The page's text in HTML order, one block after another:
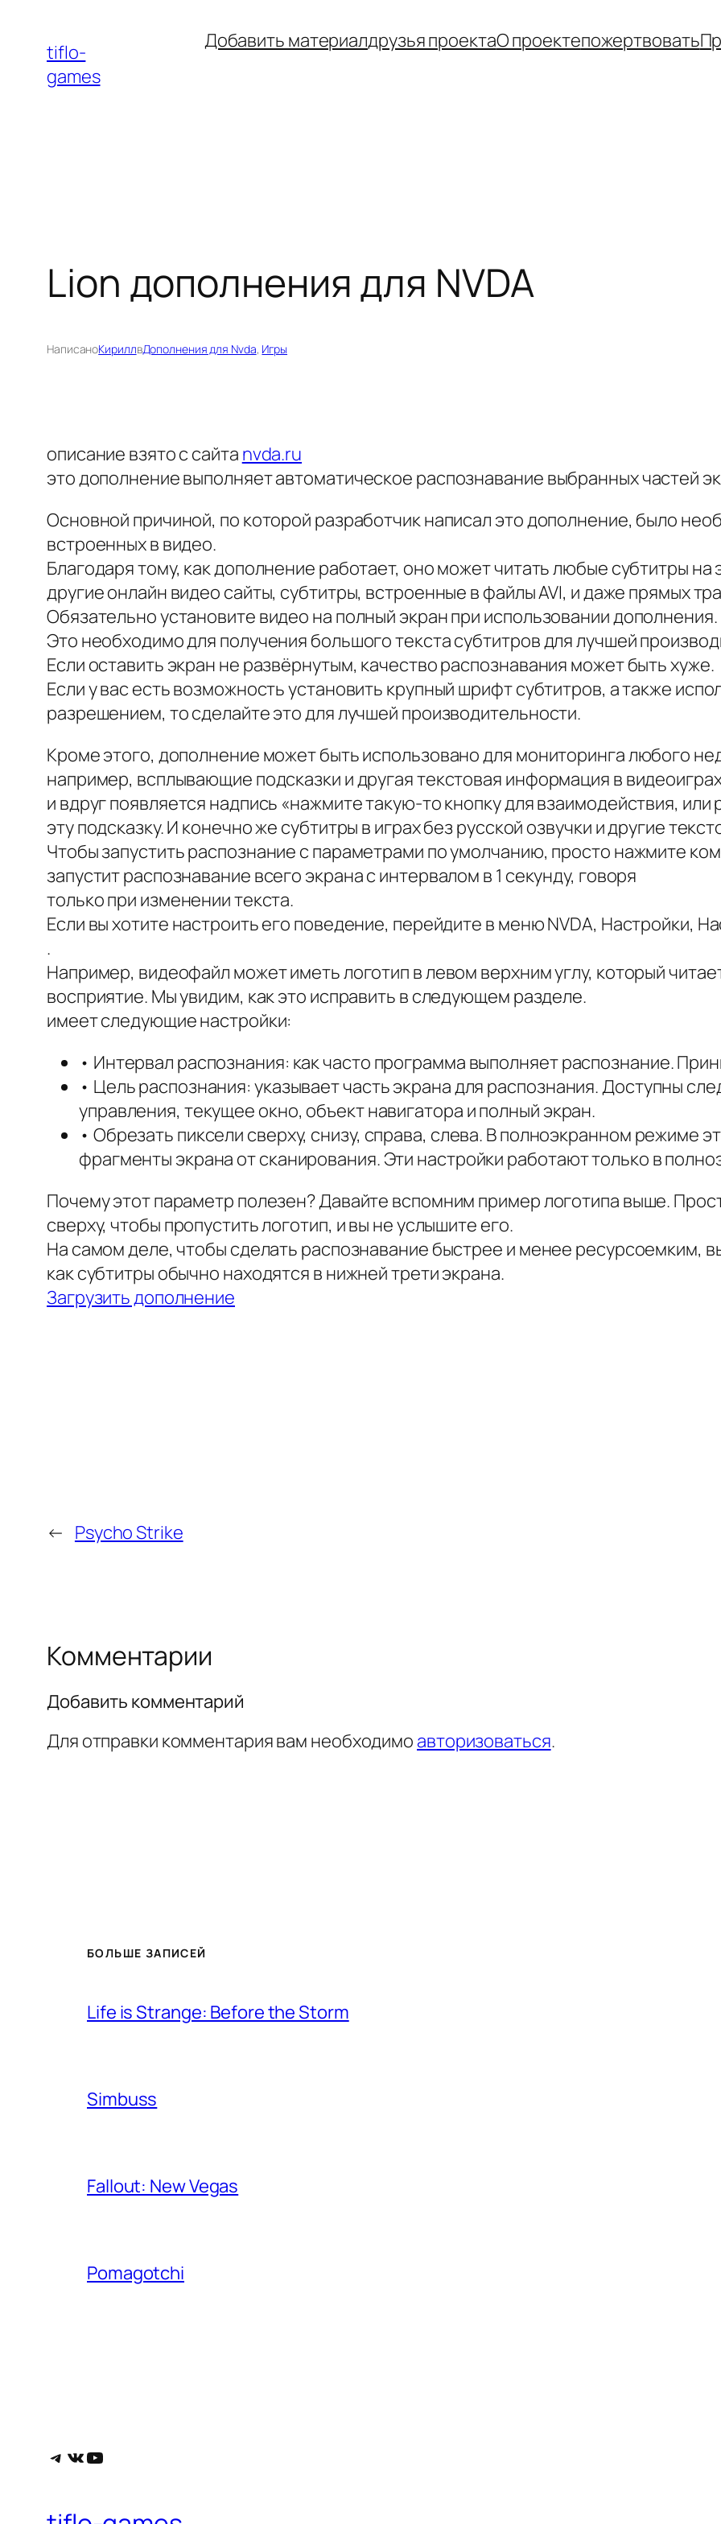
содержимому
tiflo-
games
Добавить материалдрузья проектаО проектепожертвовать
Lion дополнения для NVDA
НаписаноКириллвДополнения для Nvda, Игры
описание взято с сайта nvda.ru
это дополнение выполняет автоматическое распознавание выбранных частей
Основной причиной, по которой разработчик написал это дополнение, было
встроенных в видео.
Благодаря тому, как дополнение работает, оно может читать любые субтитры
другие онлайн видео сайты, субтитры, встроенные в файлы AVI, и даже прямых
Обязательно установите видео на полный экран при использовании дополнения.
Это необходимо для получения большого текста субтитров для лучшей
Если оставить экран не развёрнутым, качество распознавания может быть хуже.
Если у вас есть возможность установить крупный шрифт субтитров, а также
разрешением, то сделайте это для лучшей производительности.
Кроме этого, дополнение может быть использовано для мониторинга любого
например, всплывающие подсказки и другая текстовая информация в
и вдруг появляется надпись «нажмите такую-то кнопку для взаимодействия,
эту подсказку. И конечно же субтитры в играх без русской озвучки и другие
Чтобы запустить распознание с параметрами по умолчанию, просто нажмите
запустит распознавание всего экрана с интервалом в 1 секунду, говоря
только при изменении текста.
Если вы хотите настроить его поведение, перейдите в меню NVDA, Настройки,
.
Например, видеофайл может иметь логотип в левом верхним углу, который
восприятие. Мы увидим, как это исправить в следующем разделе.
имеет следующие настройки:
• Интервал распознания: как часто программа выполняет распознание.
• Цель распознания: указывает часть экрана для распознания. Доступны
управления, текущее окно, объект навигатора и полный экран.
• Обрезать пиксели сверху, снизу, справа, слева. В полноэкранном режиме
фрагменты экрана от сканирования. Эти настройки работают только в
Почему этот параметр полезен? Давайте вспомним пример логотипа выше.
сверху, чтобы пропустить логотип, и вы не услышите его.
На самом деле, чтобы сделать распознавание быстрее и менее ресурсоемким,
как субтитры обычно находятся в нижней трети экрана.
Загрузить дополнение
← Psycho Strike
Комментарии
Добавить комментарий
Для отправки комментария вам необходимо авторизоваться.
БОЛЬШЕ ЗАПИСЕЙ
Life is Strange: Before the Storm
Simbuss
Fallout: New Vegas
Pomagotchi
Telegram
ВКонтакте
YouTube